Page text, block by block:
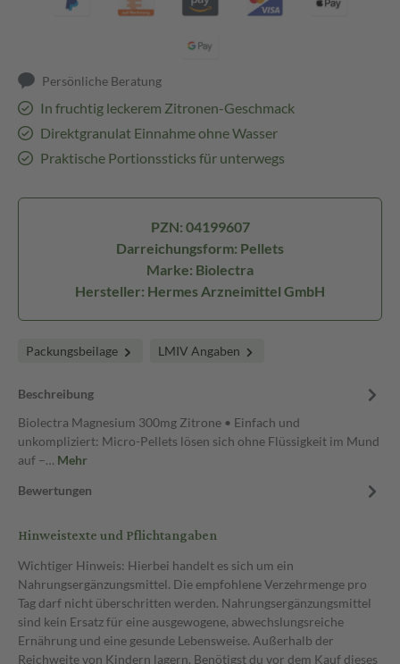
Persönliche Beratung
In fruchtig leckerem Zitronen-Geschmack
Direktgranulat Einnahme ohne Wasser
Praktische Portionssticks für unterwegs
PZN: 04199607
Darreichungsform: Pellets
Marke: Biolectra
Hersteller: Hermes Arzneimittel GmbH
Packungsbeilage LMIV Angaben
Beschreibung
Biolectra Magnesium 300mg Zitrone • Einfach und
unkompliziert: Micro-Pellets lösen sich ohne Flüssigkeit im Mund
auf –… Mehr
Bewertungen
Hinweistexte und Pflichtangaben
Wichtiger Hinweis: Hierbei handelt es sich um ein
Nahrungsergänzungsmittel. Die empfohlene Verzehrmenge pro
Tag darf nicht überschritten werden. Nahrungsergänzungsmittel
sind kein Ersatz für eine ausgewogene, abwechslungsreiche
Ernährung und eine gesunde Lebensweise. Außerhalb der
Reichweite von Kindern lagern. Benötigst du vor dem Kauf dieses